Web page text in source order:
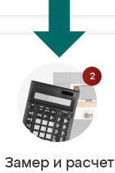
Замер и расчет